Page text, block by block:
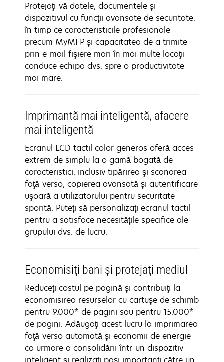
Protejaţi-vă datele, documentele şi
dispozitivul cu funcţii avansate de securitate,
în timp ce caracteristicile profesionale
precum MyMFP şi capacitatea de a trimite
prin e-mail fişiere mari în mai multe locaţii
conduce echipa dvs. spre o productivitate
mai mare.
Imprimantă mai inteligentă, afacere
mai inteligentă
Ecranul LCD tactil color generos oferă acces
extrem de simplu la o gamă bogată de
caracteristici, inclusiv tipărirea şi scanarea
faţă-verso, copierea avansată şi autentificare
uşoară a utilizatorului pentru securitate
sporită. Puteţi să personalizaţi ecranul tactil
pentru a satisface necesităţile specifice ale
grupului dvs. de lucru.
Economisiţi bani şi protejaţi mediul
Reduceţi costul pe pagină şi contribuiţi la
economisirea resurselor cu cartuşe de schimb
pentru 9.000* de pagini sau pentru 15.000*
de pagini. Adăugaţi acest lucru la imprimarea
faţă-verso automată şi economii de energie
ca urmare a consolidării într-un dispozitiv